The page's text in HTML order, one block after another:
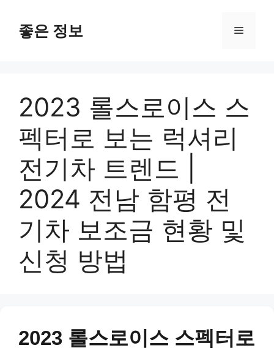
좋은 정보 메
2023 롤스로이스 스
펙터로 보는 럭셔리
전기차 트렌드 |
2024 전남 함평 전
기차 보조금 현황 및
신청 방법
2023 롤스로이스 스펙터로